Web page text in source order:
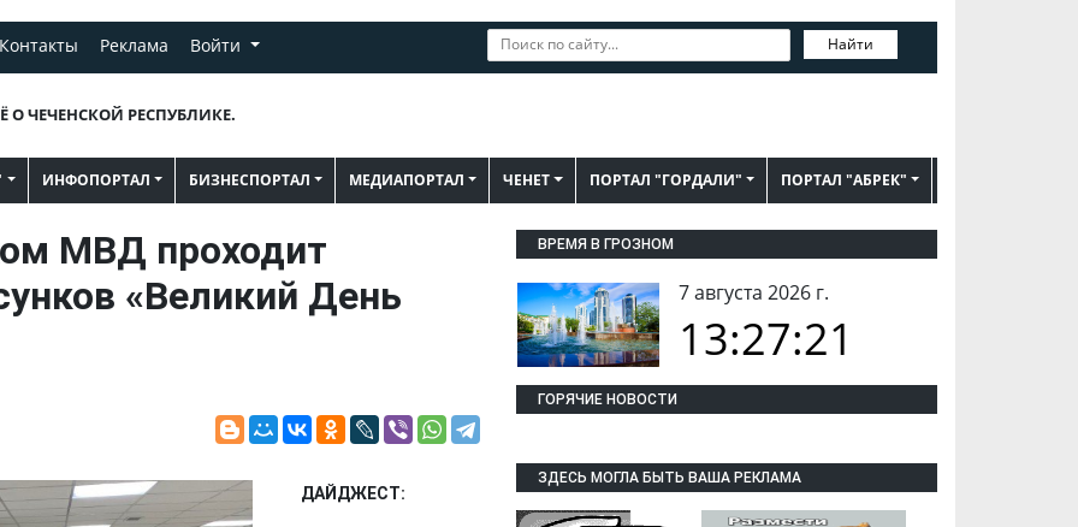
Контакты Реклама Войти Найти
О ЧЕЧЕНСКОЙ РЕСПУБЛИКЕ.
ИНФОПОРТАЛ БИЗНЕСПОРТАЛ МЕДИАПОРТАЛ ЧЕНЕТ ПОРТАЛ "ГОРДАЛИ" ПОРТАЛ "АБРЕК"
МВД проходит
«Великий День
ДАЙДЖЕСТ:
ВРЕМЯ В ГРОЗНОМ
7 августа 2026 г.
13:27:22
ГОРЯЧИЕ НОВОСТИ
ЗДЕСЬ МОГЛА БЫТЬ ВАША РЕКЛАМА